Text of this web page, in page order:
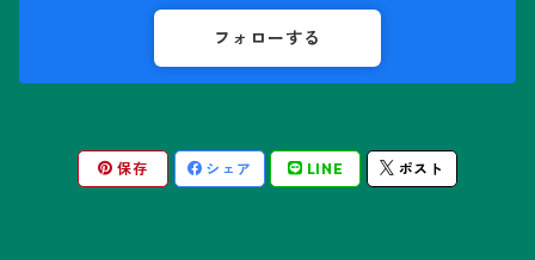
friedrichii LB 2178
キリンドロオプンチア属
ユーフォルビア属
フォローする
保存 シェア LINE ポスト